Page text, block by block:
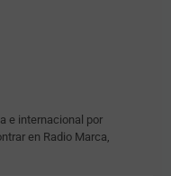
e internacional por
en Radio Marca,